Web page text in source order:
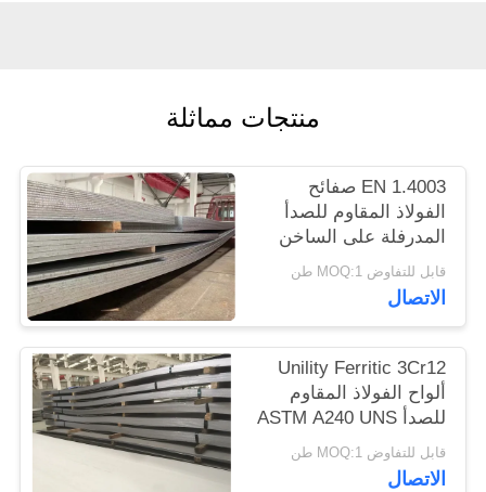
خريطة
الموقع
PRIVACY
POLICY
منتجات مماثلة
EN 1.4003 صفائح
الفولاذ المقاوم للصدأ
المدرفلة على الساخن
UNS S41003
قابل للتفاوض MOQ:1 طن
الاتصال
Unility Ferritic 3Cr12
ألواح الفولاذ المقاوم
للصدأ ASTM A240 UNS
S41003 EN 1.4003
قابل للتفاوض MOQ:1 طن
الاتصال